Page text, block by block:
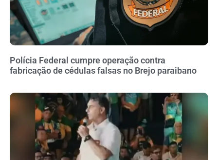
Polícia Federal cumpre operação contra
fabricação de cédulas falsas no Brejo paraibano